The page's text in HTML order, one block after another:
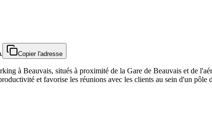
Copier l'adresse
à Beauvais, situés à proximité de la Gare de Beauvais et de
et favorise les réunions avec les clients au sein d'un pôle